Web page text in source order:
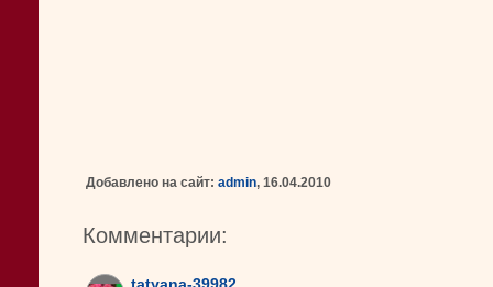
Добавлено на сайт: admin, 16.04.2010
Комментарии: